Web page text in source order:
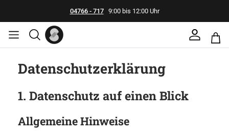
04766 - 7179:00 bis 12:00 Uhr
Datenschutz­erklärung
1. Datenschutz auf einen Blick
Allgemeine Hinweise